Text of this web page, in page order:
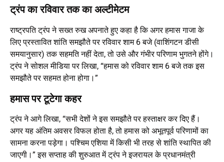
ट्रंप का रविवार तक का अल्टीमेटम
राष्ट्रपति ट्रंप ने सख्त रुख अपनाते हुए कहा है कि अगर हमास गाजा के
लिए प्रस्तावित शांति समझौते पर रविवार शाम 6 बजे (वाशिंगटन डीसी
समयानुसार) तक सहमति नहीं देता, तो उसे और गंभीर परिणाम भुगतने होंगे।
ट्रंप ने सोशल मीडिया पर लिखा, “हमास को रविवार शाम 6 बजे तक इस
समझौते पर सहमत होना होगा।”
हमास पर टूटेगा कहर
ट्रंप ने आगे लिखा, “सभी देशों ने इस समझौते पर हस्ताक्षर कर दिए हैं।
अगर यह अंतिम अवसर विफल होता है, तो हमास को अभूतपूर्व परिणामों का
सामना करना पड़ेगा। पश्चिम एशिया में किसी भी तरह से शांति स्थापित की
जाएगी।” इस सप्ताह की शुरुआत में ट्रंप ने इजरायल के प्रधानमंत्री